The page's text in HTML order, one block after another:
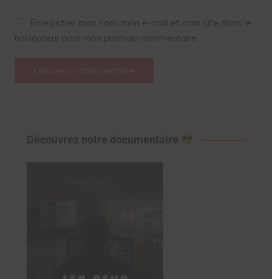
Enregistrer mon nom, mon e-mail et mon site dans le
navigateur pour mon prochain commentaire.
Découvrez notre documentaire